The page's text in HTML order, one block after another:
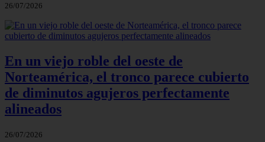
26/07/2026
En un viejo roble del oeste de
Norteamérica, el tronco parece cubierto
de diminutos agujeros perfectamente
alineados
26/07/2026